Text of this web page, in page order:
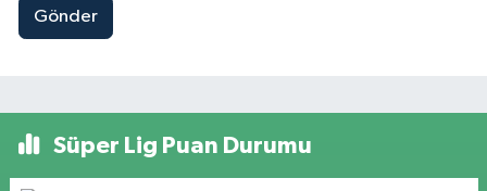
Gönder
Süper Lig Puan Durumu